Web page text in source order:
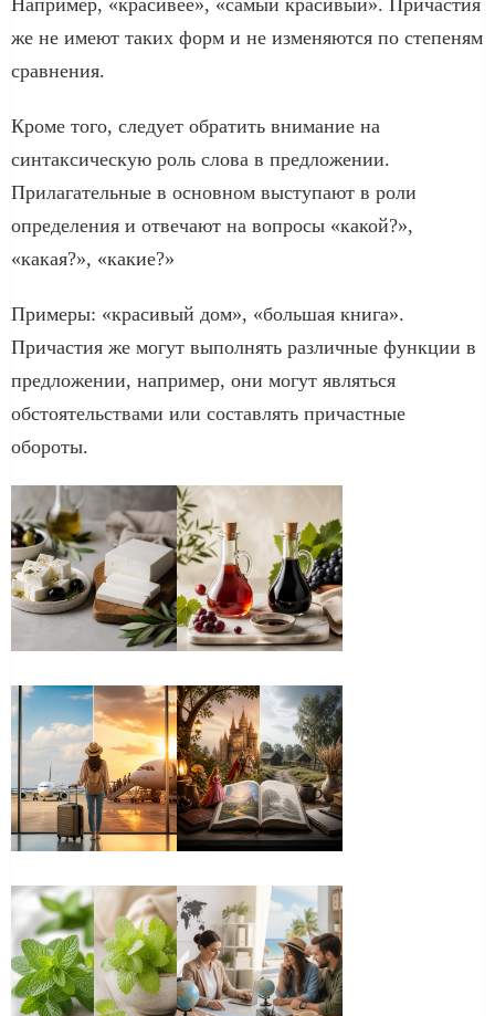
же не имеют таких форм и не изменяются по степеням
сравнения.
Кроме того, следует обратить внимание на
синтаксическую роль слова в предложении.
Прилагательные в основном выступают в роли
определения и отвечают на вопросы «какой?»,
«какая?», «какие?»
Примеры: «красивый дом», «большая книга».
Причастия же могут выполнять различные функции в
предложении, например, они могут являться
обстоятельствами или составлять причастные
обороты.